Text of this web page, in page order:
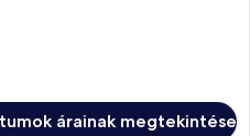
árainak megtekintése